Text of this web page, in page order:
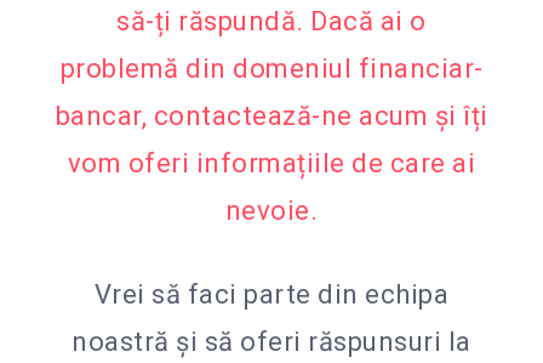
să-ți răspundă. Dacă ai o
problemă din domeniul financiar-
bancar, contactează-ne acum și îți
vom oferi informațiile de care ai
nevoie.
Vrei să faci parte din echipa
noastră și să oferi răspunsuri la